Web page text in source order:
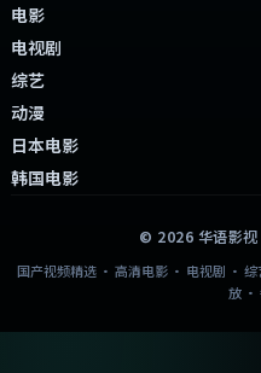
电影
电视剧
综艺
动漫
日本电影
韩国电影
© 2026 华语影视
国产视频精选 · 高清电影 · 电视剧 ·
放 ·